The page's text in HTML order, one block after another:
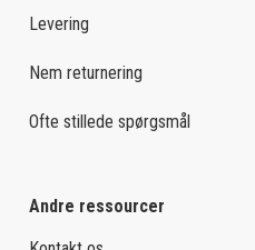
Levering
Nem returnering
Ofte stillede spørgsmål
Andre ressourcer